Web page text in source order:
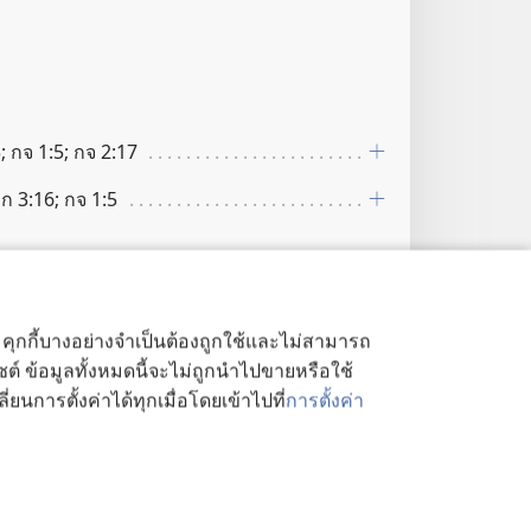
กี้บางอย่างจำเป็นต้องถูกใช้และไม่สามารถ
ต์ ข้อมูลทั้งหมดนี้จะไม่ถูกนำไปขายหรือใช้
นการตั้งค่าได้ทุกเมื่อโดยเข้าไปที่การตั้งค่า
กจ 1:5; กจ 2:17
3:16; กจ 1:5
”